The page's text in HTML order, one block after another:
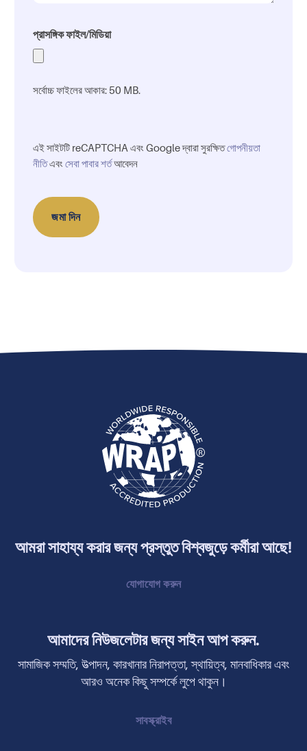
প্রাসঙ্গিক ফাইল/মিডিয়া
সর্বোচ্চ ফাইলের আকার: 50 MB.
এই সাইটটি reCAPTCHA এবং Google দ্বারা সুরক্ষিতগোপনীয়তা
নীতিএবং সেবা পাবার শর্তআবেদন
আমরা সাহায্য করার জন্য প্রস্তুত বিশ্বজুড়ে কর্মীরা আছে!
যোগাযোগ করুন
আমাদের নিউজলেটার জন্য সাইন আপ করুন.
সামাজিক সম্মতি, উত্পাদন, কারখানার নিরাপত্তা, স্থায়িত্ব, মানবাধিকার এবং
আরও অনেক কিছু সম্পর্কে লুপে থাকুন।
সাবস্ক্রাইব